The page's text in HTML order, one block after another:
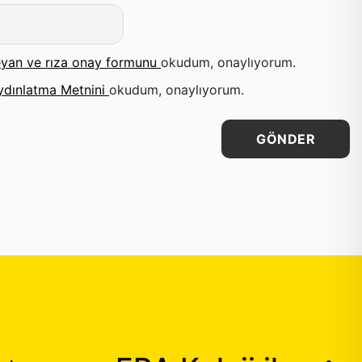
ve rıza onay formunu okudum, onaylıyorum.
Metnini okudum, onaylıyorum.
GÖNDER